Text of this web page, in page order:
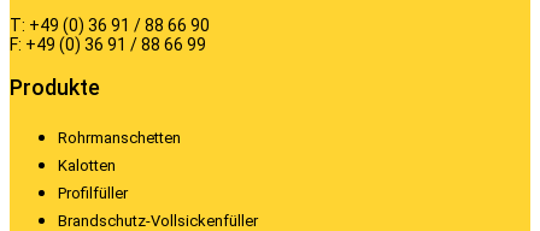
T: +49 (0) 36 91 / 88 66 90
F: +49 (0) 36 91 / 88 66 99
Produkte
Rohrmanschetten
Kalotten
Profilfüller
Brandschutz-Vollsickenfüller